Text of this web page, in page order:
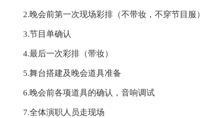
2.晚会前第一次现场彩排（不带妆，不穿节目服）
3.节目单确认
4.最后一次彩排（带妆）
5.舞台搭建及晚会道具准备
6.晚会前各项道具的确认，音响调试
7.全体演职人员走现场